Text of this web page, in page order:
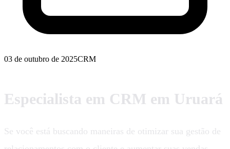
03 de outubro de 2025CRM
Especialista em CRM em Uruará
Se você está buscando maneiras de otimizar sua gestão de